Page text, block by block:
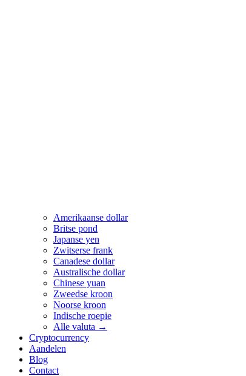
Amerikaanse dollar
Britse pond
Japanse yen
Zwitserse frank
Canadese dollar
Australische dollar
Chinese yuan
Zweedse kroon
Noorse kroon
Indische roepie
Alle valuta →
Cryptocurrency
Aandelen
Blog
Contact